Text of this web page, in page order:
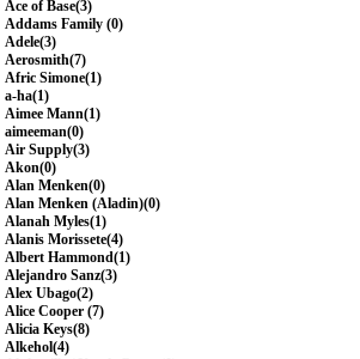
Ace of Base(3)
Addams Family (0)
Adele(3)
Aerosmith(7)
Afric Simone(1)
a-ha(1)
Aimee Mann(1)
aimeeman(0)
Air Supply(3)
Akon(0)
Alan Menken(0)
Alan Menken (Aladin)(0)
Alanah Myles(1)
Alanis Morissete(4)
Albert Hammond(1)
Alejandro Sanz(3)
Alex Ubago(2)
Alice Cooper (7)
Alicia Keys(8)
Alkehol(4)